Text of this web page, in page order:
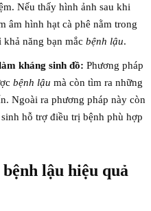
Nếu thấy hình ảnh sau khi
âm hình hạt cà phê nằm trong
năng bạn mắc bệnh lậu.
kháng sinh đồ: Phương pháp
bệnh lậu mà còn tìm ra những
Ngoài ra phương pháp này còn
hỗ trợ điều trị bệnh phù hợp
lậu hiệu quả